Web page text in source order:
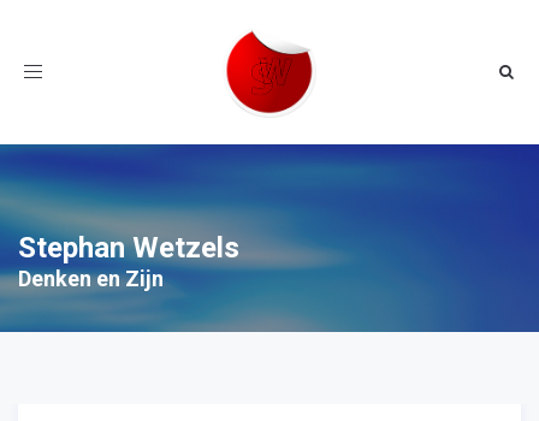
Toggle
Stephan Wetzels
Denken en Zijn